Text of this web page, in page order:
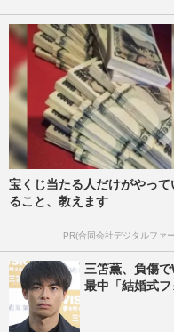
宝くじ当たる人だけがやって
ること、教えます
PR(合同会社デジタルファ
三笘薫、負傷
最中「結婚式